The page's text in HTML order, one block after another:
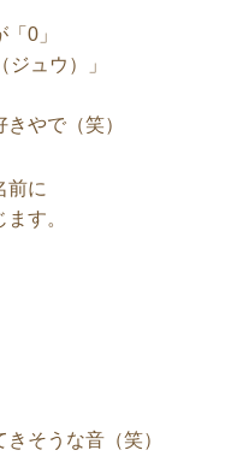
0」
ュウ）」
やで（笑）
前に
す。
そうな音（笑）